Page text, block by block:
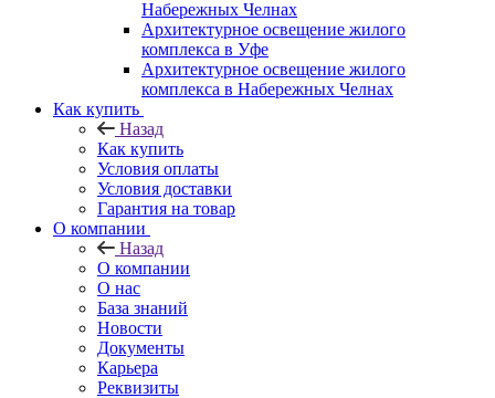
Набережных Челнах
Архитектурное освещение жилого
комплекса в Уфе
Архитектурное освещение жилого
комплекса в Набережных Челнах
Как купить
Назад
Как купить
Условия оплаты
Условия доставки
Гарантия на товар
О компании
Назад
О компании
О нас
База знаний
Новости
Документы
Карьера
Реквизиты